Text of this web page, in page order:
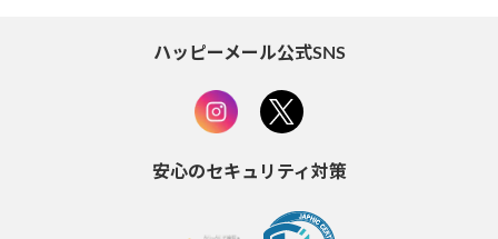
ハッピーメール公式SNS
安心のセキュリティ対策